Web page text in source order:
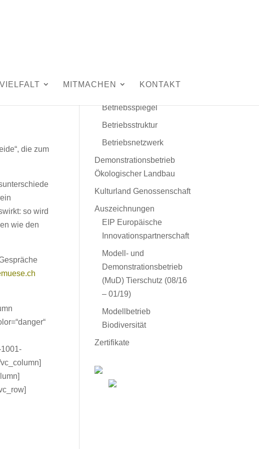
VIELFALT MITMACHEN KONTAKT
die zum
so wird
wie den
Betriebsspiegel
Betriebsstruktur
Betriebsnetzwerk
Demonstrationsbetrieb
Ökologischer Landbau
Kulturland Genossenschaft
Auszeichnungen
EIP Europäische
Innovationspartnerschaft
Modell- und
Demonstrationsbetrieb
(MuD) Tierschutz (08/16
– 01/19)
Modellbetrieb
Biodiversität
Zertifikate